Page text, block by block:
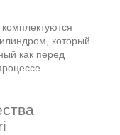
который
как перед